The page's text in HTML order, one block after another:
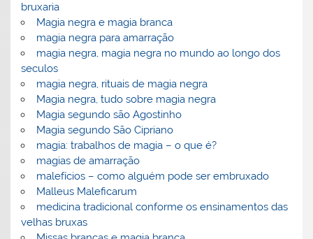
bruxaria
Magia negra e magia branca
magia negra para amarração
magia negra, magia negra no mundo ao longo dos
seculos
magia negra, rituais de magia negra
Magia negra, tudo sobre magia negra
Magia segundo são Agostinho
Magia segundo São Cipriano
magia: trabalhos de magia – o que é?
magias de amarração
malefícios – como alguém pode ser embruxado
Malleus Maleficarum
medicina tradicional conforme os ensinamentos das
velhas bruxas